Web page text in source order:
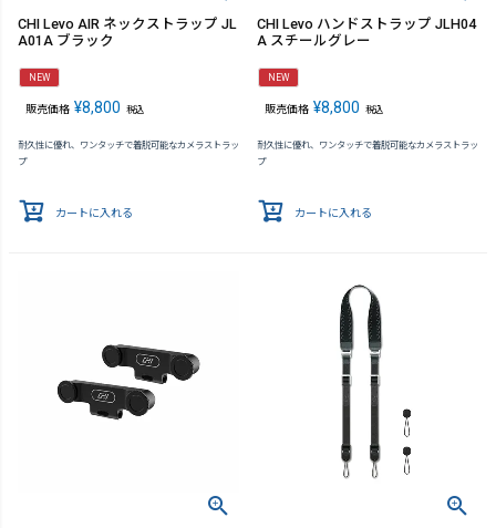
CHI Levo AIR ネックストラップ JL
A01A ブラック
NEW
販売価格 ¥8,800 税込
耐久性に優れ、ワンタッチで着脱可能なカメラストラッ
プ
カートに入れる
CHI Levo ハンドストラップ JLH04
A スチールグレー
NEW
販売価格 ¥8,800 税込
耐久性に優れ、ワンタッチで着脱可能なカメラストラッ
プ
カートに入れる